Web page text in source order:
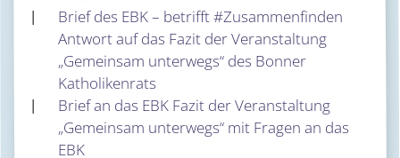
Brief des EBK – betrifft #Zusammenfinden
Antwort auf das Fazit der Veranstaltung
„Gemeinsam unterwegs“ des Bonner
Katholikenrats
Brief an das EBK Fazit der Veranstaltung
„Gemeinsam unterwegs“ mit Fragen an das
EBK